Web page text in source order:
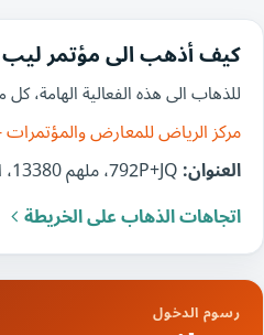
كيف أذهب الى مؤتمر ليب
للذهاب الى هذه الفعالية الهامة،
مركز الرياض للمعارض
العنوان:
اتجاهات الذهاب على الخريطة
رسوم الدخول